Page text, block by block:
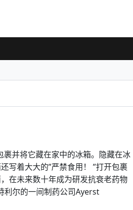
并将它藏在家中的冰箱。隐藏在冰
写着大大的”严禁食用！ ”打开包裹
在未来数十年成为研发抗衰老药物
利尔的一间制药公司Ayerst